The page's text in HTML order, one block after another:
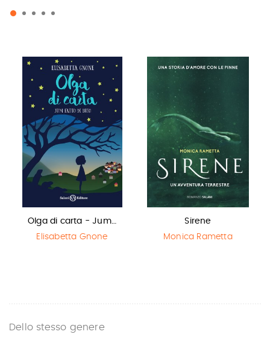
Olga di carta - Jum…
Elisabetta Gnone
Sirene
Monica Rametta
Dello stesso genere